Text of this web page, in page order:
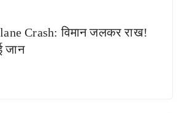
Crash: विमान जलकर राख!
जान